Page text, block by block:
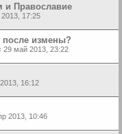
и Православие
17:25
после измены?
29 май 2013, 23:22
16:12
2013, 10:46